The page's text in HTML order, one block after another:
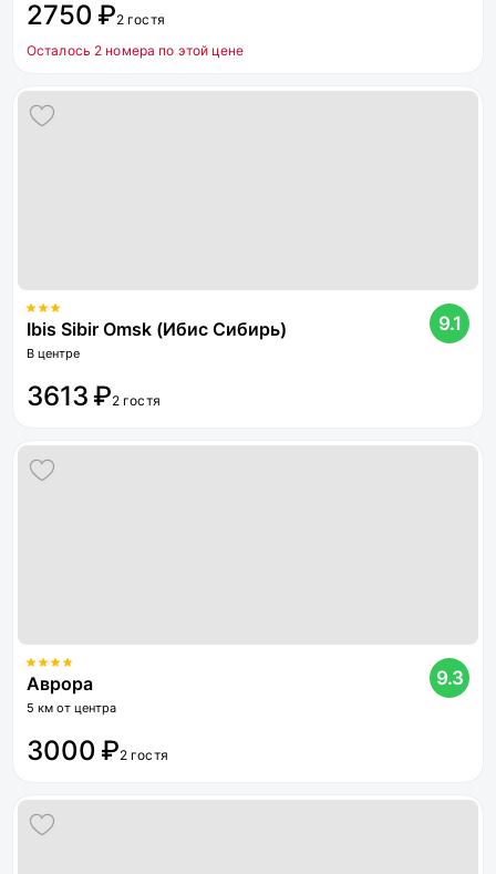
2750 ₽2 гостя
Осталось 2 номера по этой цене
Ibis Sibir Omsk (Ибис Сибирь)
В центре
9.1
3613 ₽2 гостя
Аврора
5 км от центра
9.3
3000 ₽2 гостя